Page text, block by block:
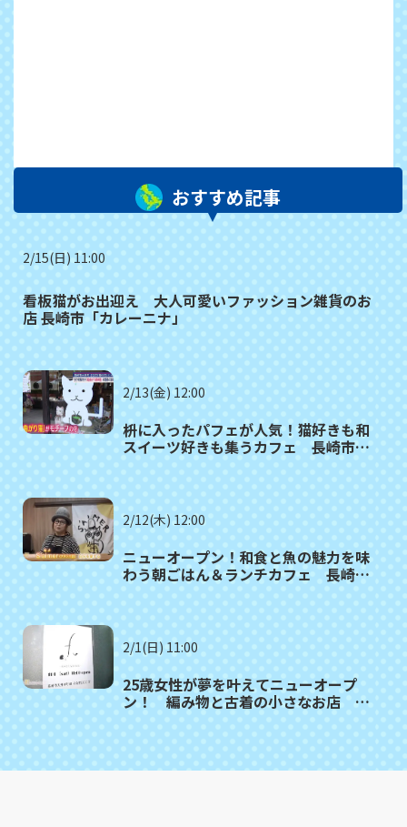
おすすめ記事
2/15(日) 11:00
看板猫がお出迎え 大人可愛いファッション雑貨のお
店 長崎市「カレーニナ」
2/13(金) 12:00
枡に入ったパフェが人気！猫好きも和
スイーツ好きも集うカフェ 長崎市
2/12(木) 12:00
ニューオープン！和食と魚の魅力を味
わう朝ごはん＆ランチカフェ 長崎市
2/1(日) 11:00
25歳女性が夢を叶えてニューオープ
ン！ 編み物と古着の小さなお店 長